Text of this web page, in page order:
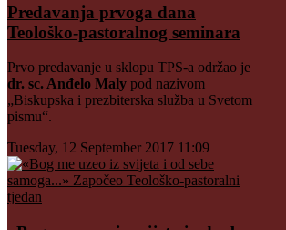
Predavanja prvoga dana
Teološko-pastoralnog seminara
Prvo predavanje u sklopu TPS-a održao je
dr. sc. Anđelo Maly pod nazivom
„Biskupska i prezbiterska služba u Svetom
pismu“.
Tuesday, 12 September 2017 11:09